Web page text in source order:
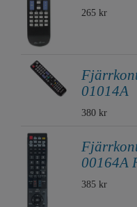
265 kr
01014A
380 kr
00164A
385 kr